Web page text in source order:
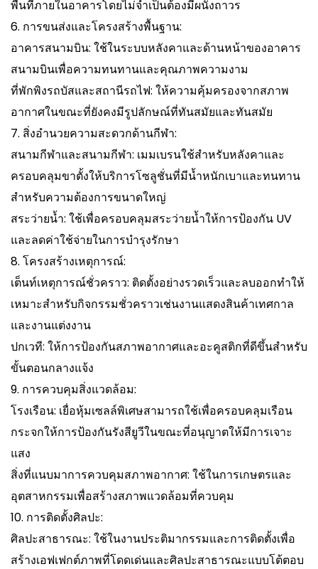
พื้นที่ภายในอาคารโดยไม่จำเป็นต้องมีผนังถาวร
6. การขนส่งและโครงสร้างพื้นฐาน:
อาคารสนามบิน: ใช้ในระบบหลังคาและด้านหน้าของอาคาร
สนามบินเพื่อความทนทานและคุณภาพความงาม
ที่พักพิงรถบัสและสถานีรถไฟ: ให้ความคุ้มครองจากสภาพ
อากาศในขณะที่ยังคงมีรูปลักษณ์ที่ทันสมัยและทันสมัย
7. สิ่งอำนวยความสะดวกด้านกีฬา:
สนามกีฬาและสนามกีฬา: เมมเบรนใช้สำหรับหลังคาและ
ครอบคลุมขาตั้งให้บริการโซลูชั่นที่มีน้ำหนักเบาและทนทาน
สำหรับความต้องการขนาดใหญ่
สระว่ายน้ำ: ใช้เพื่อครอบคลุมสระว่ายน้ำให้การป้องกัน UV
และลดค่าใช้จ่ายในการบำรุงรักษา
8. โครงสร้างเหตุการณ์:
เต็นท์เหตุการณ์ชั่วคราว: ติดตั้งอย่างรวดเร็วและลบออกทำให้
เหมาะสำหรับกิจกรรมชั่วคราวเช่นงานแสดงสินค้าเทศกาล
และงานแต่งงาน
ปกเวที: ให้การป้องกันสภาพอากาศและอะคูสติกที่ดีขึ้นสำหรับ
ขั้นตอนกลางแจ้ง
9. การควบคุมสิ่งแวดล้อม:
โรงเรือน: เยื่อหุ้มเซลล์พิเศษสามารถใช้เพื่อครอบคลุมเรือน
กระจกให้การป้องกันรังสียูวีในขณะที่อนุญาตให้มีการเจาะ
แสง
สิ่งที่แนบมาการควบคุมสภาพอากาศ: ใช้ในการเกษตรและ
อุตสาหกรรมเพื่อสร้างสภาพแวดล้อมที่ควบคุม
10. การติดตั้งศิลปะ:
ศิลปะสาธารณะ: ใช้ในงานประติมากรรมและการติดตั้งเพื่อ
สร้างเอฟเฟกต์ภาพที่โดดเด่นและศิลปะสาธารณะแบบโต้ตอบ